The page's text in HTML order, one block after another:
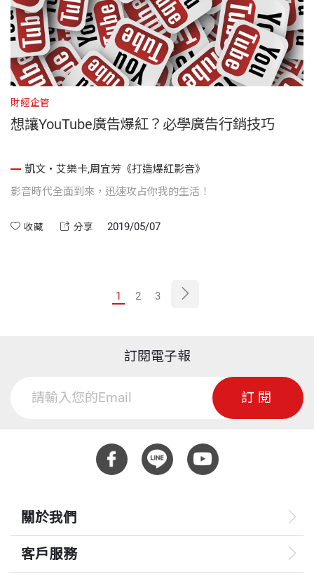
財經企管
想讓YouTube廣告爆紅？必學廣告行銷技巧
凱文・艾樂卡,周宜芳《打造爆紅影音》
影音時代全面到來，迅速攻占你我的生活！
收藏 分享 2019/05/07
1 2 3
訂閱電子報
訂閱
關於我們
客戶服務